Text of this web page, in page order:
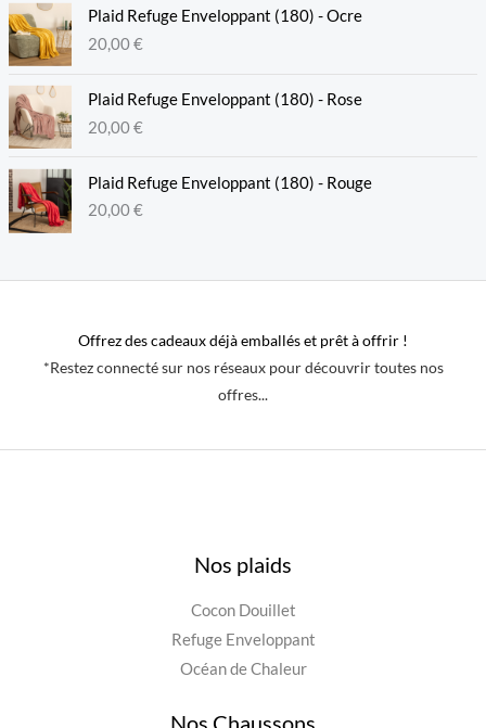
Plaid Refuge Enveloppant (180) - Ocre
20,00€
Plaid Refuge Enveloppant (180) - Rose
20,00€
Plaid Refuge Enveloppant (180) - Rouge
20,00€
Offrez des cadeaux déjà emballés et prêt à offrir !
*Restez connecté sur nos réseaux pour découvrir toutes nos
offres...
Nos plaids
Cocon Douillet
Refuge Enveloppant
Océan de Chaleur